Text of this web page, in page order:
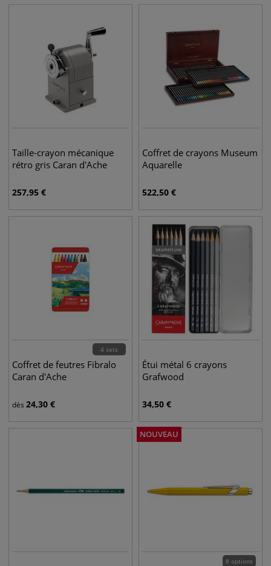
Taille-crayon mécanique
rétro gris Caran d'Ache
257,95 €
Coffret de crayons Museum
Aquarelle
522,50 €
4 sets
Coffret de feutres Fibralo
Caran d'Ache
dès 24,30 €
Étui métal 6 crayons
Grafwood
34,50 €
NOUVEAU
8 options